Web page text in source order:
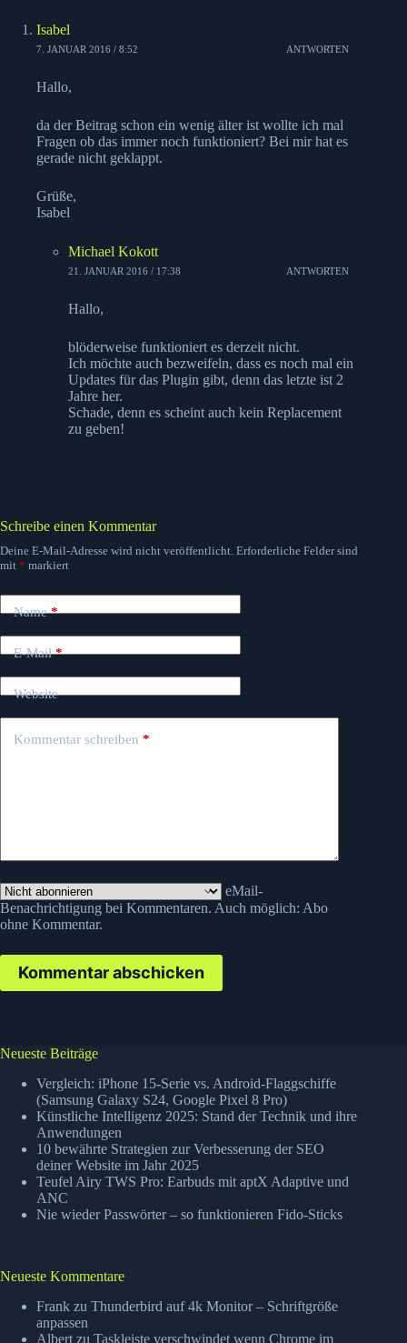
Isabel
7. JANUAR 2016 / 8:52 ANTWORTEN
Hallo,
da der Beitrag schon ein wenig älter ist wollte ich mal
Fragen ob das immer noch funktioniert? Bei mir hat es
gerade nicht geklappt.
Grüße,
Isabel
Michael Kokott
21. JANUAR 2016 / 17:38 ANTWORTEN
Hallo,
blöderweise funktioniert es derzeit nicht.
Ich möchte auch bezweifeln, dass es noch mal ein
Updates für das Plugin gibt, denn das letzte ist 2
Jahre her.
Schade, denn es scheint auch kein Replacement
zu geben!
Schreibe einen Kommentar
Deine E-Mail-Adresse wird nicht veröffentlicht. Erforderliche Felder sind
mit * markiert
Name*
E-Mail*
Website
Kommentar schreiben *
eMail-
Benachrichtigung bei Kommentaren. Auch möglich: Abo
ohne Kommentar.
Kommentar abschicken
Neueste Beiträge
Vergleich: iPhone 15-Serie vs. Android-Flaggschiffe
(Samsung Galaxy S24, Google Pixel 8 Pro)
Künstliche Intelligenz 2025: Stand der Technik und ihre
Anwendungen
10 bewährte Strategien zur Verbesserung der SEO
deiner Website im Jahr 2025
Teufel Airy TWS Pro: Earbuds mit aptX Adaptive und
ANC
Nie wieder Passwörter – so funktionieren Fido-Sticks
Neueste Kommentare
Frank zu Thunderbird auf 4k Monitor – Schriftgröße
anpassen
Albert zu Taskleiste verschwindet wenn Chrome im